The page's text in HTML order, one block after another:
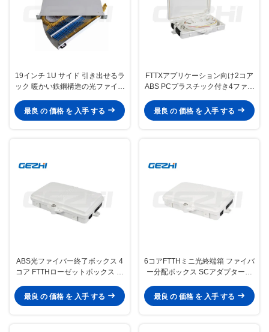
19インチ 1U サイド 引き出せるラ
ック 暖かい鉄鋼構造の光ファイバ
最良 の 価格 を 入手 する
FTTXアプリケーション向け2コア
ABS PCプラスチック付き4ファイ
イバー終端ボックス
最良 の 価格 を 入手 する
ABS光ファイバー終了ボックス 4
コア FTTHローゼットボックス 壁
最良 の 価格 を 入手 する
6コアFTTHミニ光終端箱 ファイバ
ー分配ボックス SCアダプターお
最良 の 価格 を 入手 する